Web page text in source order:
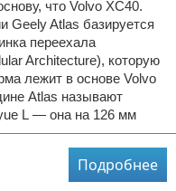
что Volvo XC40.
Geely Atlas базируется
переехала
Architecture), которую
лежит в основе Volvo
Atlas называют
L — она на 126 мм
Подробнее